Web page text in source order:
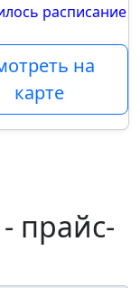
расписание
на
карте
прайс-